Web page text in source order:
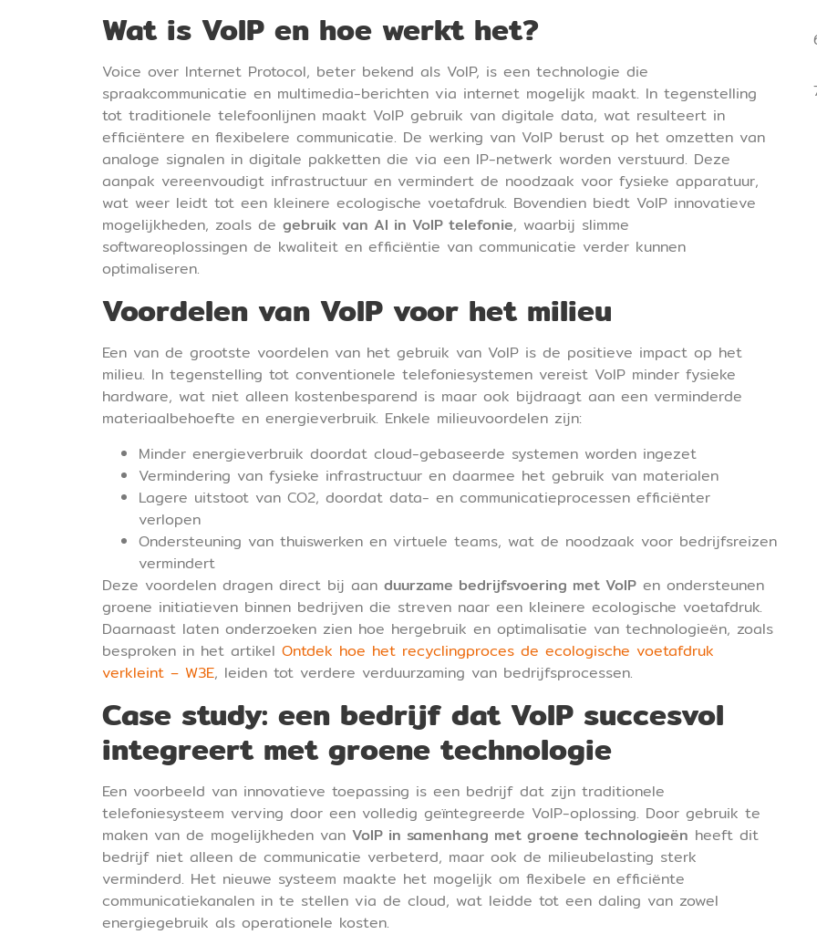
Wat is VoIP en hoe werkt het?
Voice over Internet Protocol, beter bekend als VoIP, is een technologie die
spraakcommunicatie en multimedia-berichten via internet mogelijk maakt. In tegenstelling
tot traditionele telefoonlijnen maakt VoIP gebruik van digitale data, wat resulteert in
efficiëntere en flexibelere communicatie. De werking van VoIP berust op het omzetten van
analoge signalen in digitale pakketten die via een IP-netwerk worden verstuurd. Deze
aanpak vereenvoudigt infrastructuur en vermindert de noodzaak voor fysieke apparatuur,
wat weer leidt tot een kleinere ecologische voetafdruk. Bovendien biedt VoIP innovatieve
mogelijkheden, zoals de gebruik van AI in VoIP telefonie, waarbij slimme
softwareoplossingen de kwaliteit en efficiëntie van communicatie verder kunnen
optimaliseren.
Voordelen van VoIP voor het milieu
Een van de grootste voordelen van het gebruik van VoIP is de positieve impact op het
milieu. In tegenstelling tot conventionele telefoniesystemen vereist VoIP minder fysieke
hardware, wat niet alleen kostenbesparend is maar ook bijdraagt aan een verminderde
materiaalbehoefte en energieverbruik. Enkele milieuvoordelen zijn:
Minder energieverbruik doordat cloud-gebaseerde systemen worden ingezet
Vermindering van fysieke infrastructuur en daarmee het gebruik van materialen
Lagere uitstoot van CO2, doordat data- en communicatieprocessen efficiënter
verlopen
Ondersteuning van thuiswerken en virtuele teams, wat de noodzaak voor bedrijfsreizen
vermindert
Deze voordelen dragen direct bij aan duurzame bedrijfsvoering met VoIP en ondersteunen
groene initiatieven binnen bedrijven die streven naar een kleinere ecologische voetafdruk.
Daarnaast laten onderzoeken zien hoe hergebruik en optimalisatie van technologieën, zoals
besproken in het artikel Ontdek hoe het recyclingproces de ecologische voetafdruk
verkleint – W3E, leiden tot verdere verduurzaming van bedrijfsprocessen.
Case study: een bedrijf dat VoIP succesvol
integreert met groene technologie
Een voorbeeld van innovatieve toepassing is een bedrijf dat zijn traditionele
telefoniesysteem verving door een volledig geïntegreerde VoIP-oplossing. Door gebruik te
maken van de mogelijkheden van VoIP in samenhang met groene technologieën heeft dit
bedrijf niet alleen de communicatie verbeterd, maar ook de milieubelasting sterk
verminderd. Het nieuwe systeem maakte het mogelijk om flexibele en efficiënte
communicatiekanalen in te stellen via de cloud, wat leidde tot een daling van zowel
energiegebruik als operationele kosten.